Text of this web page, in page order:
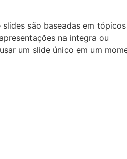
são baseadas em
na integra ou
um slide único em um